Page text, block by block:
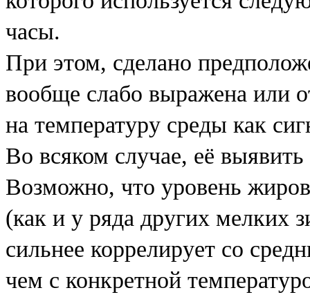
часы.
При этом, сделано
вообще слабо выражена или
на температуру среды как
Во всяком случае, её выявить
Возможно, что уровень
(как и у ряда других мелких
сильнее коррелирует со
чем с конкретной